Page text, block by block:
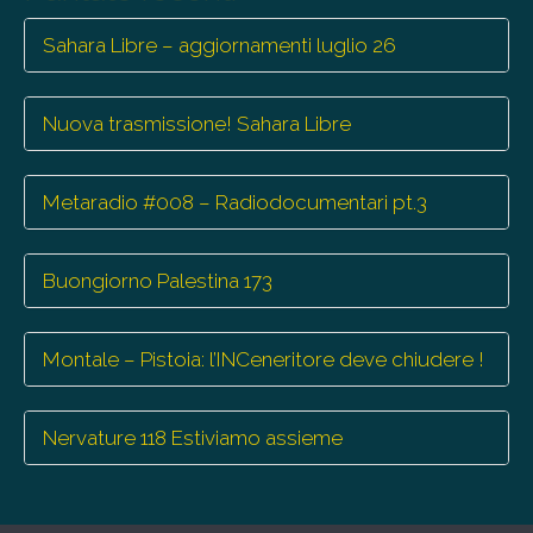
Sahara Libre – aggiornamenti luglio 26
Nuova trasmissione! Sahara Libre
Metaradio #008 – Radiodocumentari pt.3
Buongiorno Palestina 173
Montale – Pistoia: l’INCeneritore deve chiudere !
Nervature 118 Estiviamo assieme